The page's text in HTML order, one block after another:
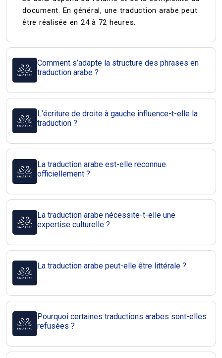
document. En général, une traduction arabe peut
être réalisée en 24 à 72 heures.
Comment s’adapte la structure des phrases en
traduction arabe ?
L’écriture de droite à gauche influence-t-elle la
traduction ?
La traduction arabe est-elle reconnue
officiellement ?
La traduction arabe nécessite-t-elle une
expertise culturelle ?
La traduction arabe peut-elle être littérale ?
Pourquoi certaines traductions arabes sont-elles
refusées ?